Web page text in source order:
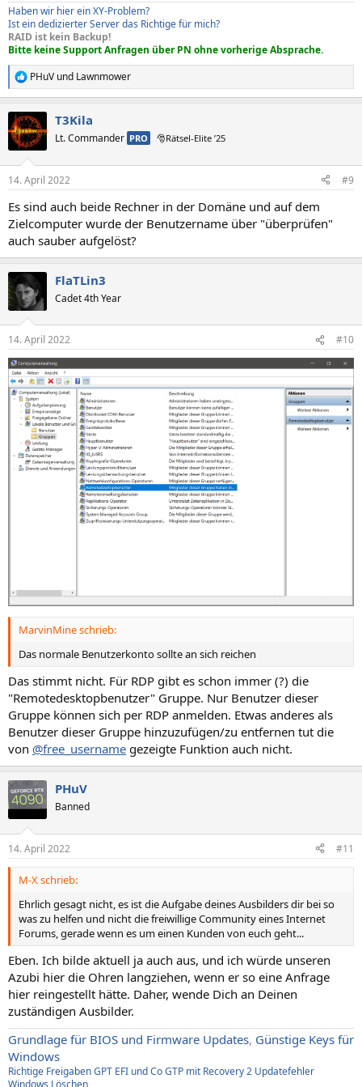
Haben wir hier ein XY-Problem?
Ist ein dedizierter Server das Richtige für mich?
RAID ist kein Backup!
Bitte keine Support Anfragen über PN ohne vorherige Absprache.
R
e
k
t
i
e
:
PHuV und Lawnmower
T3Kila
Lt. Commander PRO 🎅Rätsel-Elite ’25
14. April 2022 #9
Es sind auch beide Rechner in der Domäne und auf dem
Zielcomputer wurde der Benutzername über "überprüfen"
auch sauber aufgelöst?
FlaTLin3
Cadet 4th Year
14. April 2022 #10
MarvinMine schrieb:
Das normale Benutzerkonto sollte an sich reichen
Das stimmt nicht. Für RDP gibt es schon immer (?) die
"Remotedesktopbenutzer" Gruppe. Nur Benutzer dieser
Gruppe können sich per RDP anmelden. Etwas anderes als
Benutzer dieser Gruppe hinzuzufügen/zu entfernen tut die
von @free_username gezeigte Funktion auch nicht.
PHuV
Banned
14. April 2022 #11
M-X schrieb:
Ehrlich gesagt nicht, es ist die Aufgabe deines Ausbilders dir bei so
was zu helfen und nicht die freiwillige Community eines Internet
Forums, gerade wenn es um einen Kunden von euch geht...
Eben. Ich bilde aktuell ja auch aus, und ich würde unseren
Azubi hier die Ohren langziehen, wenn er so eine Anfrage
hier reingestellt hätte. Daher, wende Dich an Deinen
zuständigen Ausbilder.
Grundlage für BIOS und Firmware Updates, Günstige Keys für
Windows
Richtige FreigabenGPT EFI und CoGTP mit Recovery2 Updatefehler